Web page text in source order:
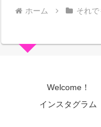
ホーム それ
Welcome！
インスタグラム